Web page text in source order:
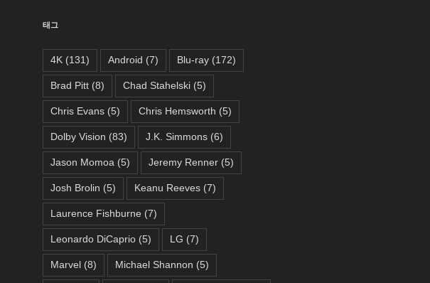
태그
4K(131) Android (7) Blu-ray(172)
Brad Pitt(8) Chad Stahelski(5)
Chris Evans(5) Chris Hemsworth (5)
Dolby Vision (83) J.K. Simmons(6)
Jason Momoa (5) Jeremy Renner(5)
Josh Brolin (5) Keanu Reeves(7)
Laurence Fishburne (7)
Leonardo DiCaprio(5) LG (7)
Marvel(8) Michael Shannon (5)